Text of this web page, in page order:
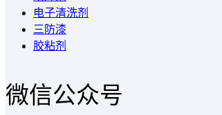
电子清洗剂
三防漆
胶粘剂
微信公众号